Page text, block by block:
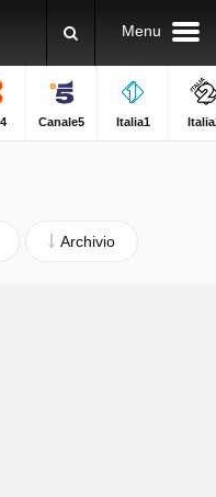
Menu
Canale5 Italia1
Archivio